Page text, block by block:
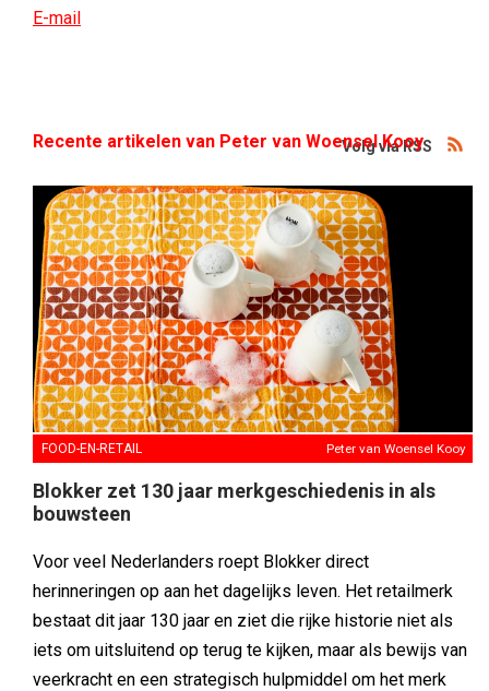
E-mail
Recente artikelen van Peter van Woensel Kooy
Volg via RSS
FOOD-EN-RETAIL Peter van Woensel Kooy
Blokker zet 130 jaar merkgeschiedenis in als
bouwsteen
Voor veel Nederlanders roept Blokker direct
herinneringen op aan het dagelijks leven. Het retailmerk
bestaat dit jaar 130 jaar en ziet die rijke historie niet als
iets om uitsluitend op terug te kijken, maar als bewijs van
veerkracht en een strategisch hulpmiddel om het merk